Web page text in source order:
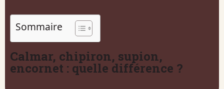
Sommaire
Calmar, chipiron, supion,
encornet : quelle différence ?